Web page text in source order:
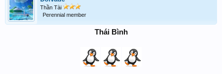
Thần Tài
Perennial member
Thái Bình